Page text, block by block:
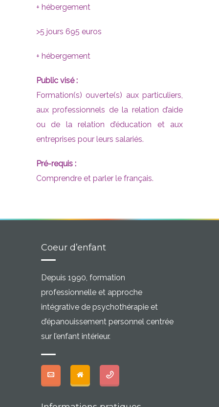
+ hébergement
>5 jours 695 euros
+ hébergement
Public visé :
Formation(s) ouverte(s) aux particuliers,
aux professionnels de la relation d’aide
ou de la relation d’éducation et aux
entreprises pour leurs salariés.
Pré-requis :
Comprendre et parler le français.
Coeur d’enfant
Depuis 1990, formation
professionnelle et approche
intégrative de psychothérapie et
d’épanouissement personnel centrée
sur l’enfant intérieur.